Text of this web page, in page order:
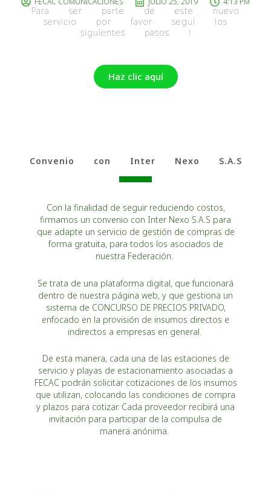
Para ser parte de este nuevo
servicio por favor seguí los
siguientes pasos !
Haz clic aquí
Convenio con Inter Nexo S.A.S
Con la finalidad de seguir reduciendo costos,
firmamos un convenio con Inter Nexo S.A.S para
que adapte un servicio de gestión de compras de
forma gratuita, para todos los asociados de
nuestra Federación.
Se trata de una plataforma digital, que funcionará
dentro de nuestra página web, y que gestiona un
sistema de CONCURSO DE PRECIOS PRIVADO,
enfocado en la provisión de insumos directos e
indirectos a empresas en general.
De esta manera, cada una de las estaciones de
servicio y playas de estacionamiento asociadas a
FECAC podrán solicitar cotizaciones de los insumos
que utilizan, colocando las condiciones de compra
y plazos para cotizar. Cada proveedor recibirá una
invitación para participar de la compulsa de
manera anónima.